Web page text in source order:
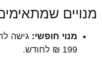
מנויים
מנוי חופשי: גישה
199 ₪ לחודש.